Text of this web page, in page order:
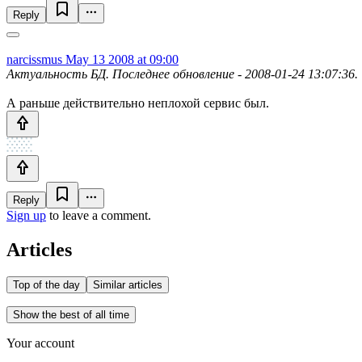
Reply
narcissmus May 13 2008 at 09:00
Актуальность БД. Последнее обновление - 2008-01-24 13:07:36.
А раньше действительно неплохой сервис был.
Reply
Sign up to leave a comment.
Articles
Top of the day Similar articles
Show the best of all time
Your account